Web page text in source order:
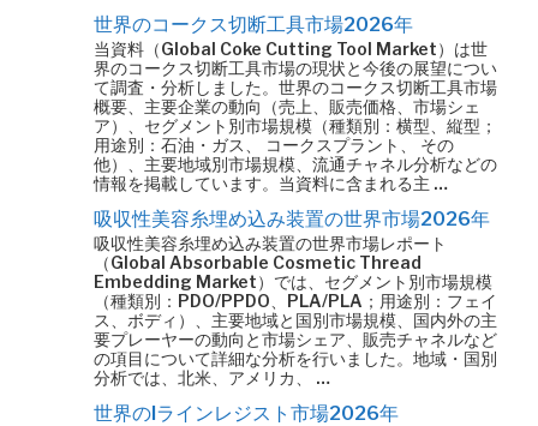
世界のコークス切断工具市場2026年
当資料（Global Coke Cutting Tool Market）は世
界のコークス切断工具市場の現状と今後の展望につい
て調査・分析しました。世界のコークス切断工具市場
概要、主要企業の動向（売上、販売価格、市場シェ
ア）、セグメント別市場規模（種類別：横型、縦型；
用途別：石油・ガス、 コークスプラント、 その
他）、主要地域別市場規模、流通チャネル分析などの
情報を掲載しています。当資料に含まれる主 …
吸収性美容糸埋め込み装置の世界市場2026年
吸収性美容糸埋め込み装置の世界市場レポート
（Global Absorbable Cosmetic Thread
Embedding Market）では、セグメント別市場規模
（種類別：PDO/PPDO、PLA/PLA；用途別：フェイ
ス、ボディ）、主要地域と国別市場規模、国内外の主
要プレーヤーの動向と市場シェア、販売チャネルなど
の項目について詳細な分析を行いました。地域・国別
分析では、北米、アメリカ、 …
世界のIラインレジスト市場2026年